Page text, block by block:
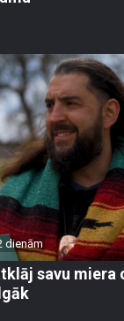
dienām
savu miera